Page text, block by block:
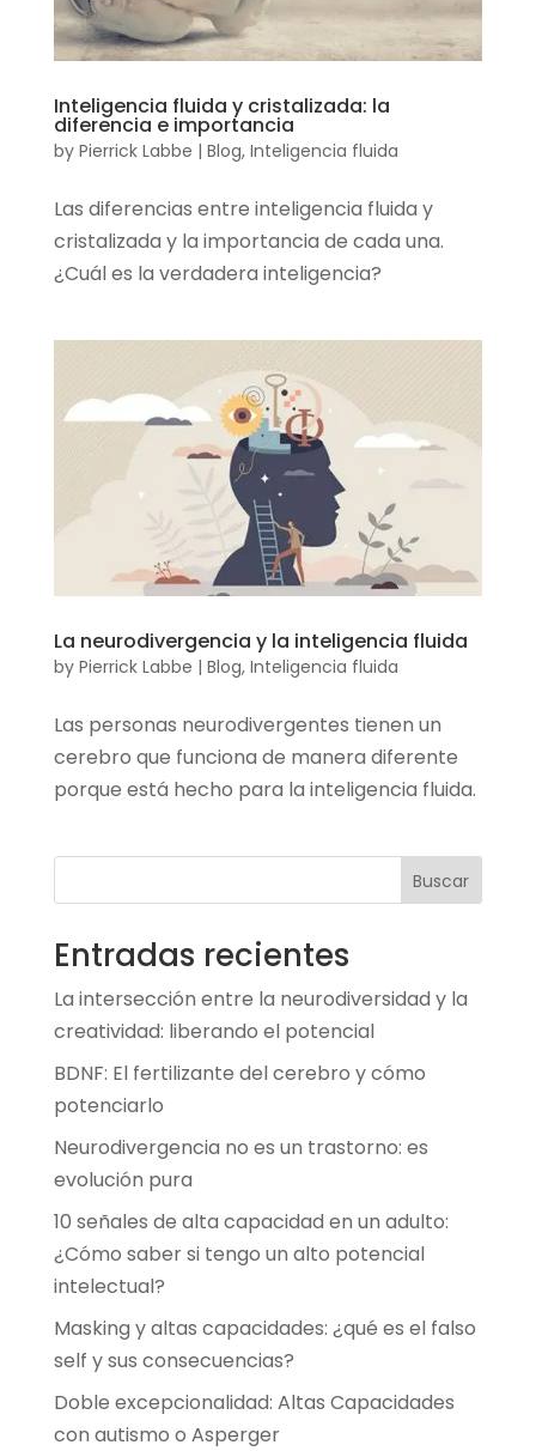
Inteligencia fluida y cristalizada: la
diferencia e importancia
by Pierrick Labbe | Blog, Inteligencia fluida
Las diferencias entre inteligencia fluida y
cristalizada y la importancia de cada una.
¿Cuál es la verdadera inteligencia?
La neurodivergencia y la inteligencia fluida
by Pierrick Labbe | Blog, Inteligencia fluida
Las personas neurodivergentes tienen un
cerebro que funciona de manera diferente
porque está hecho para la inteligencia fluida.
Buscar
Entradas recientes
La intersección entre la neurodiversidad y la
creatividad: liberando el potencial
BDNF: El fertilizante del cerebro y cómo
potenciarlo
Neurodivergencia no es un trastorno: es
evolución pura
10 señales de alta capacidad en un adulto:
¿Cómo saber si tengo un alto potencial
intelectual?
Masking y altas capacidades: ¿qué es el falso
self y sus consecuencias?
Doble excepcionalidad: Altas Capacidades
con autismo o Asperger